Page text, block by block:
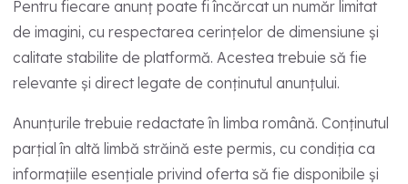
Pentru fiecare anunț poate fi încărcat un număr limitat
de imagini, cu respectarea cerințelor de dimensiune și
calitate stabilite de platformă. Acestea trebuie să fie
relevante și direct legate de conținutul anunțului.
Anunțurile trebuie redactate în limba română. Conținutul
parțial în altă limbă străină este permis, cu condiția ca
informațiile esențiale privind oferta să fie disponibile și